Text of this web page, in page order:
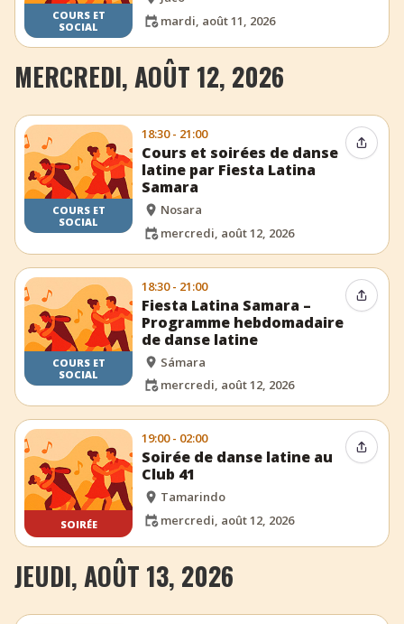
COURS ET
SOCIAL
mardi, août 11, 2026
MERCREDI, AOÛT 12, 2026
COURS ET
SOCIAL
18:30 - 21:00
Cours et soirées de danse
latine par Fiesta Latina
Samara
Nosara
mercredi, août 12, 2026
COURS ET
SOCIAL
18:30 - 21:00
Fiesta Latina Samara –
Programme hebdomadaire
de danse latine
Sámara
mercredi, août 12, 2026
SOIRÉE
19:00 - 02:00
Soirée de danse latine au
Club 41
Tamarindo
mercredi, août 12, 2026
JEUDI, AOÛT 13, 2026